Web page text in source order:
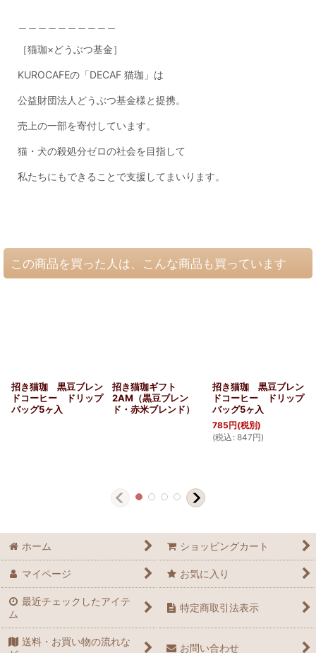
［猫珈×どうぶつ基金］
KUROCAFEの「DECAF 猫珈」は
公益財団法人どうぶつ基金様と提携。
売上の一部を寄付しています。
猫・犬の殺処分ゼロの社会を目指して
私たちにもできることで支援してまいります。
この商品を買った人は、こんな商品も買っています
招き猫珈 黒豆ブレン
ドコーヒー ドリップ
バッグ5ヶ入
招き猫珈ギフト
2AM（黒豆ブレン
ド・赤米ブレンド）
招き猫珈 黒豆ブレン
ドコーヒー ドリップ
バッグ5ヶ入
785円(税別)
(税込 : 847円)
ホーム ショッピングカート
マイページ お気に入り
最近チェックしたアイテ
ム
特定商取引法表示
送料・お買い物の流れな
お問い合わせ